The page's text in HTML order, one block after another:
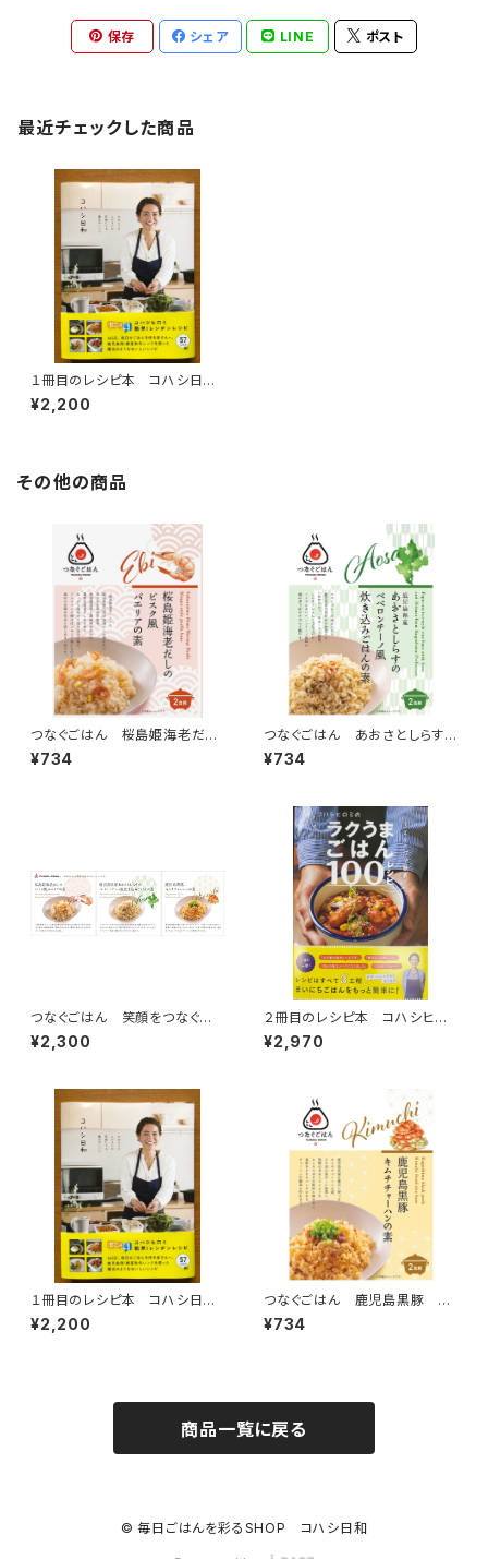
保存 シェア LINE ポスト
最近チェックした商品
１冊目のレシピ本 コハシ日和
～大切な人をとびきりの笑顔に
する魔法のレシピ～
¥2,200
その他の商品
つなぐごはん 桜島姫海老だし
のビスク風 パエリアの素
¥734
つなぐごはん あおさとしらす
のペペロンチーノ風 炊き込み
ごはんの素
¥734
つなぐごはん 笑顔をつなぐご
はん３種セット
¥2,300
２冊目のレシピ本 コハシヒロ
ミのラクうまごはん100レシピ
¥2,970
１冊目のレシピ本 コハシ日和
～大切な人をとびきりの笑顔に
する魔法のレシピ～
¥2,200
つなぐごはん 鹿児島黒豚 キ
ムチチャーハンの素
¥734
商品一覧に戻る
© 毎日ごはんを彩るSHOP コハシ日和